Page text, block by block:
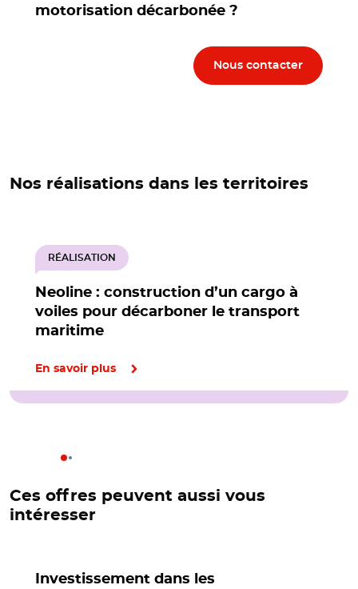
motorisation décarbonée ?
Nous contacter
Nos réalisations dans les territoires
Neoline : construction d’un cargo à
voiles pour décarboner le transport
maritime
RÉALISATION
En savoir plus
Ces offres peuvent aussi vous
intéresser
Investissement dans les